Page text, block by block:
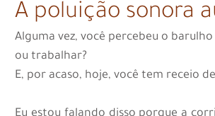
A poluição sonora
Alguma vez, você percebeu o
ou trabalhar?
E, por acaso, hoje, você tem receio